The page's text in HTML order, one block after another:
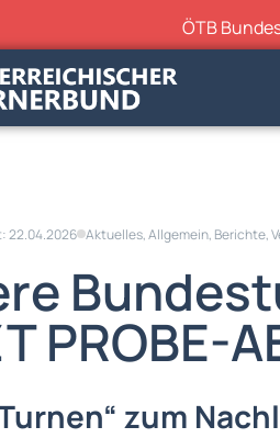
ÖTB
22.04.2026 Aktuelles,Allgemein, Berichte,
PROBE-
zum